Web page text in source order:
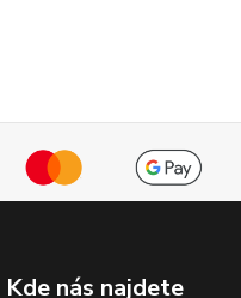
Kde nás najdete